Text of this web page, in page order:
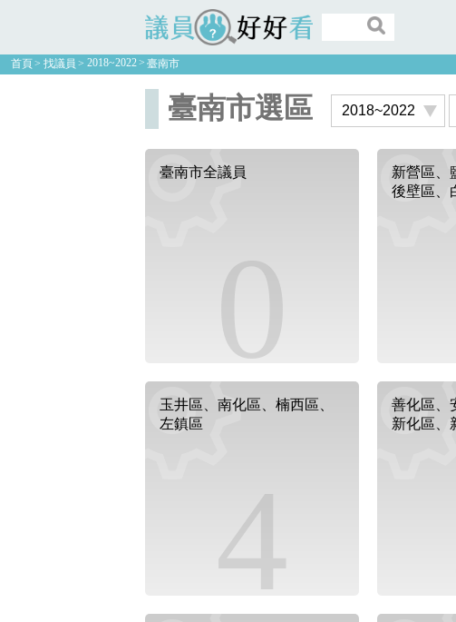
議員好好看
首頁 找議員 2018~2022 臺南市
臺南市選區
0
臺南市全議員
新營區、
後壁區、
4
玉井區、南化區、楠西區、
左鎮區
善化區、
新化區、